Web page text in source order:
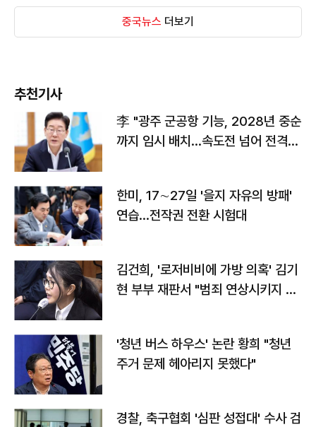
중국뉴스 더보기
추천기사
李 "광주 군공항 기능, 2028년 중순
까지 임시 배치…속도전 넘어 전격
한미, 17∼27일 '을지 자유의 방패'
연습…전작권 전환 시험대
김건희, '로저비비에 가방 의혹' 김기
현 부부 재판서 "범죄 연상시키지 말
'청년 버스 하우스' 논란 황희 "청년
주거 문제 헤아리지 못했다"
경찰, 축구협회 '심판 성접대' 수사 검